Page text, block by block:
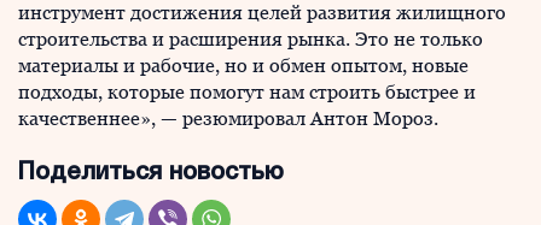
инструмент достижения целей развития жилищного
строительства и расширения рынка. Это не только
материалы и рабочие, но и обмен опытом, новые
подходы, которые помогут нам строить быстрее и
качественнее», — резюмировал Антон Мороз.
Поделиться новостью